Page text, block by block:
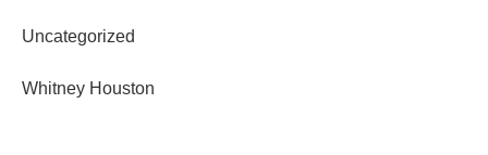
Uncategorized
Whitney Houston